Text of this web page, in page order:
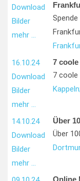
Download
Bilder
mehr …
16.10.24
Download
Bilder
mehr …
7
7 coole
Kappeln;
14.10.24
Download
Bilder
mehr …
Über
Über